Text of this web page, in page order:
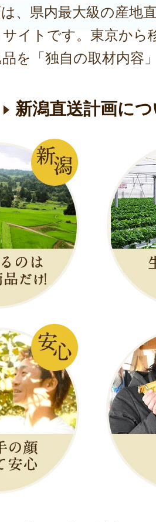
、県内最大級の産地
イトです。東京から
を「独自の取材内容
新潟直送計画に